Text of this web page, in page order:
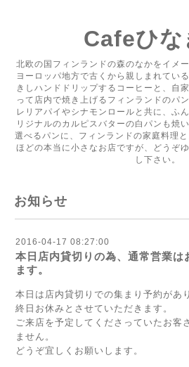
Cafeひな
北欧の国フィンランドの森のなかをイメ
ヨーロッパ地方で古くから親しまれてい
きしハンドドリップするコーヒーと、自
って店内で焼き上げるフィンランドのパ
レリアパイやシナモンロールと共に、ふ
リジナルのカルピスバターの白パンも焼
選べるパンに、フィンランドの家庭料理
ほどの本当に小さなお店ですが、どうぞ
し下さい。
お知らせ
2016-04-17 08:27:00
本日店内貸切りの為、通常営業は
ます。
本日は店内貸切りでの集まり予約があ
終日お休みとさせていただきます。
ご来店を予定してくださっていたお客
ません。
どうぞ宜しくお願いします。